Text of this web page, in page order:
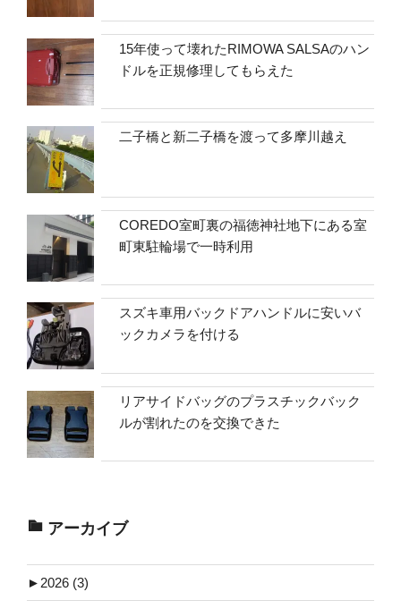
15年使って壊れたRIMOWA SALSAのハン
ドルを正規修理してもらえた
二子橋と新二子橋を渡って多摩川越え
COREDO室町裏の福徳神社地下にある室
町東駐輪場で一時利用
スズキ車用バックドアハンドルに安いバ
ックカメラを付ける
リアサイドバッグのプラスチックバック
ルが割れたのを交換できた
アーカイブ
► 2026 (3)